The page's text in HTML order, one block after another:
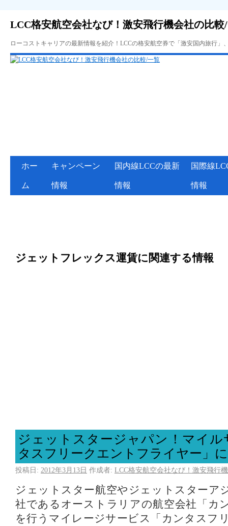
LCC格安航空会社なび！激安飛行機会社の比較
ローコストキャリアの最新情報を紹介！LCCの格安航空券で「激安国内旅行
ホー
ム
キャンペーン
情報
国内線LCCの最新
情報
国際線
情報
ジェットフレックス運賃に関連する情報
ジェットスタージャパン！マイル
タスフリークエントフライヤー」
投稿日: 2012年3月13日 作成者: LCC格安航空会社なび！激安飛行
ジェットスター航空やジェットスターア
社であるオーストラリアの航空会社「カ
を行うマイレージサービス「カンタスフ